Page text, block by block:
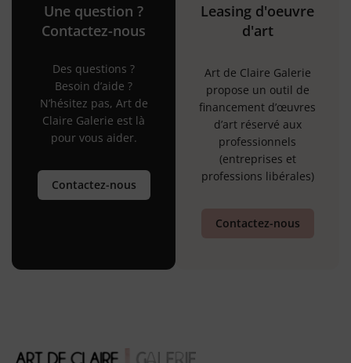
Une question ?
Contactez-nous
Des questions ?
Besoin d’aide ?
N’hésitez pas, Art de
Claire Galerie est là
pour vous aider.
Contactez-nous
Leasing d'oeuvre
d'art
Art de Claire Galerie
propose un outil de
financement d’œuvres
d’art réservé aux
professionnels
(entreprises et
professions libérales)
Contactez-nous